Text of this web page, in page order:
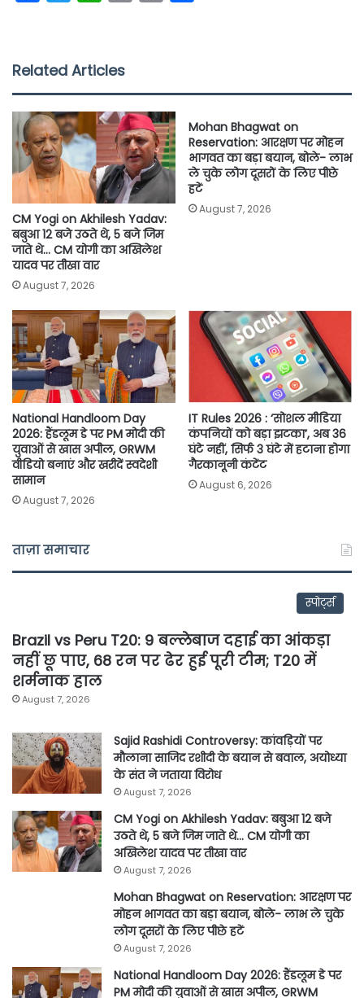
e
o
o
k
t
e
r
t
A
p
p
i
n
k
Related Articles
CM Yogi on Akhilesh Yadav:
बबुआ 12 बजे उठते थे, 5 बजे जिम
जाते थे… CM योगी का अखिलेश
यादव पर तीखा वार
August 7, 2026
Mohan Bhagwat on
Reservation: आरक्षण पर मोहन
भागवत का बड़ा बयान, बोले- लाभ
ले चुके लोग दूसरों के लिए पीछे
हटें
August 7, 2026
National Handloom Day
2026: हैंडलूम डे पर PM मोदी की
युवाओं से खास अपील, GRWM
वीडियो बनाएं और खरीदें स्वदेशी
सामान
August 7, 2026
IT Rules 2026 : ‘सोशल मीडिया
कंपनियों को बड़ा झटका’, अब 36
घंटे नहीं, सिर्फ 3 घंटे में हटाना होगा
गैरकानूनी कंटेंट
August 6, 2026
ताज़ा समाचार
स्पोर्ट्स
Brazil vs Peru T20: 9 बल्लेबाज दहाई का आंकड़ा
नहीं छू पाए, 68 रन पर ढेर हुई पूरी टीम; T20 में
शर्मनाक हाल
August 7, 2026
Sajid Rashidi Controversy: कांवड़ियों पर
मौलाना साजिद रशीदी के बयान से बवाल, अयोध्या
के संत ने जताया विरोध
August 7, 2026
CM Yogi on Akhilesh Yadav: बबुआ 12 बजे
उठते थे, 5 बजे जिम जाते थे… CM योगी का
अखिलेश यादव पर तीखा वार
August 7, 2026
Mohan Bhagwat on Reservation: आरक्षण पर
मोहन भागवत का बड़ा बयान, बोले- लाभ ले चुके
लोग दूसरों के लिए पीछे हटें
August 7, 2026
National Handloom Day 2026: हैंडलूम डे पर
PM मोदी की युवाओं से खास अपील, GRWM